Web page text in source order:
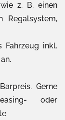
z. B. einen
Regalsystem,
Fahrzeug inkl.
Gerne
oder